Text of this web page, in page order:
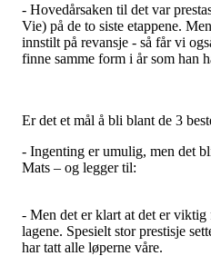
- Hovedårsaken til det var
Vie) på de to siste etappene.
innstilt på revansje - så får vi
finne samme form i år som han
Er det et mål å bli blant de 3
- Ingenting er umulig, men det
Mats – og legger til:
- Men det er klart at det er
lagene. Spesielt stor prestisje
har tatt alle løperne våre.